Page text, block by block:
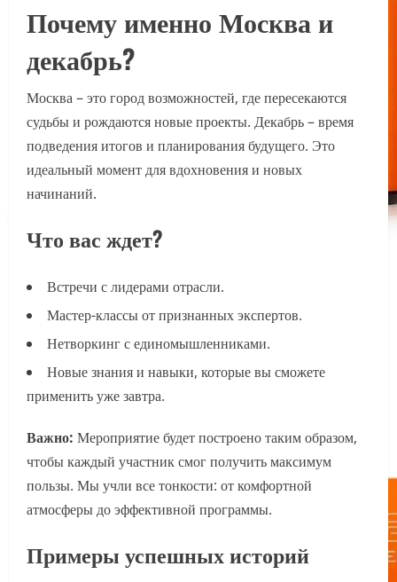
Почему именно Москва и
декабрь?
Москва – это город возможностей, где пересекаются
судьбы и рождаются новые проекты. Декабрь – время
подведения итогов и планирования будущего. Это
идеальный момент для вдохновения и новых
начинаний.
Что вас ждет?
Встречи с лидерами отрасли.
Мастер-классы от признанных экспертов.
Нетворкинг с единомышленниками.
Новые знания и навыки, которые вы сможете
применить уже завтра.
Важно: Мероприятие будет построено таким образом,
чтобы каждый участник смог получить максимум
пользы. Мы учли все тонкости: от комфортной
атмосферы до эффективной программы.
Примеры успешных историй